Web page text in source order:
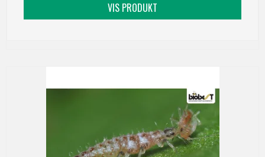
VIS PRODUKT